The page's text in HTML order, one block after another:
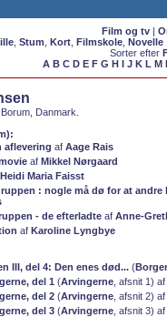
Film og tv|
, Stum Kort, Filmskole, Novelle
Sorter efter
A B C D E F G H I J K L M
Danmark.
aflevering af Aage Rais
af Mikkel Nørgaard
Heidi Maria Faisst
: nogle må dø for at andre
- de efterladte af Anne-
af Karoline Lyngbye
III, del 4: Den enes død... (
del 1 (Arvingerne , afsnit 1) af
del 2 (Arvingerne , afsnit 2) af
del 3 (Arvingerne , afsnit 3) af